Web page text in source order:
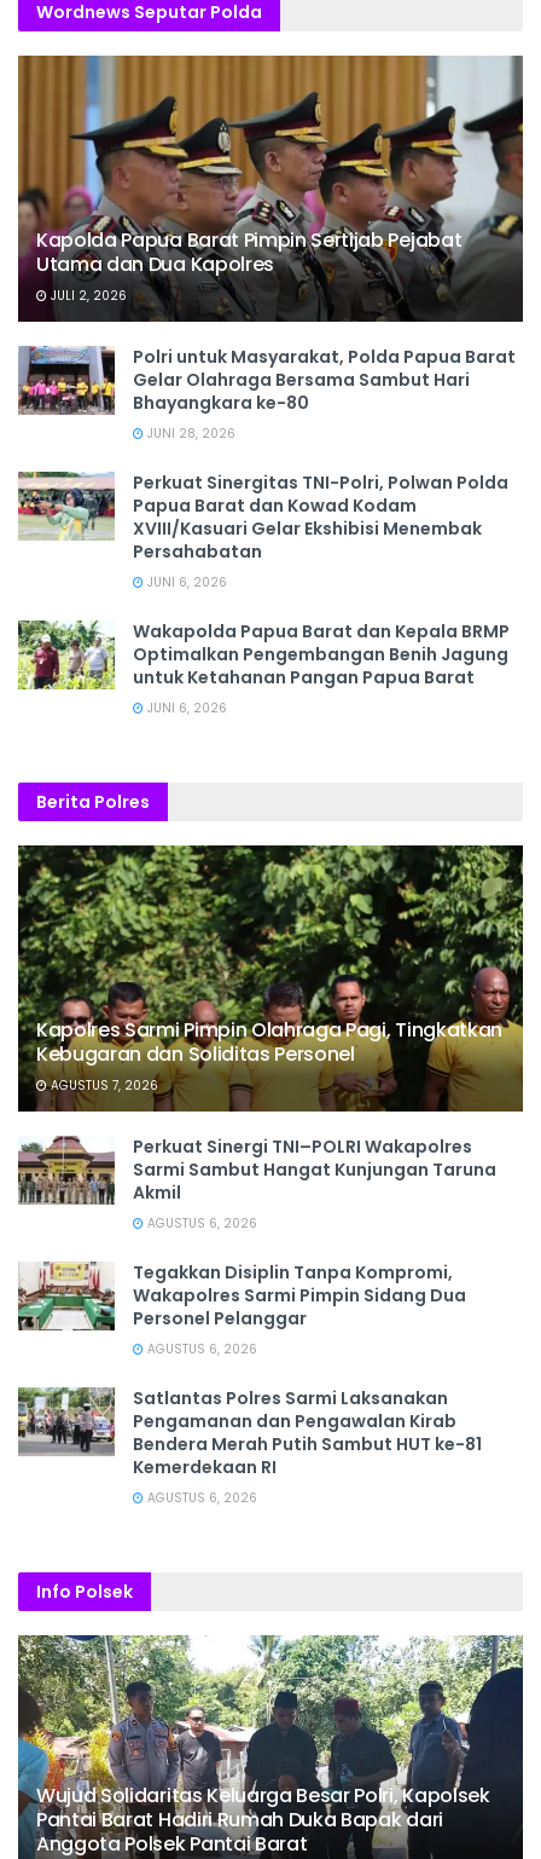
Wordnews Seputar Polda
Kapolda Papua Barat Pimpin Sertijab Pejabat
Utama dan Dua Kapolres
JULI 2, 2026
Polri untuk Masyarakat, Polda Papua Barat
Gelar Olahraga Bersama Sambut Hari
Bhayangkara ke-80
JUNI 28, 2026
‎Perkuat Sinergitas TNI-Polri, Polwan Polda
Papua Barat dan Kowad Kodam
XVIII/Kasuari Gelar Ekshibisi Menembak
Persahabatan
JUNI 6, 2026
Wakapolda Papua Barat dan Kepala BRMP
Optimalkan Pengembangan Benih Jagung
untuk Ketahanan Pangan Papua Barat
JUNI 6, 2026
Berita Polres
Kapolres Sarmi Pimpin Olahraga Pagi, Tingkatkan
Kebugaran dan Soliditas Personel
AGUSTUS 7, 2026
Perkuat Sinergi TNI–POLRI Wakapolres
Sarmi Sambut Hangat Kunjungan Taruna
Akmil
AGUSTUS 6, 2026
Tegakkan Disiplin Tanpa Kompromi,
Wakapolres Sarmi Pimpin Sidang Dua
Personel Pelanggar
AGUSTUS 6, 2026
Satlantas Polres Sarmi Laksanakan
Pengamanan dan Pengawalan Kirab
Bendera Merah Putih Sambut HUT ke-81
Kemerdekaan RI
AGUSTUS 6, 2026
Info Polsek
Wujud Solidaritas Keluarga Besar Polri, Kapolsek
Pantai Barat Hadiri Rumah Duka Bapak dari
Anggota Polsek Pantai Barat